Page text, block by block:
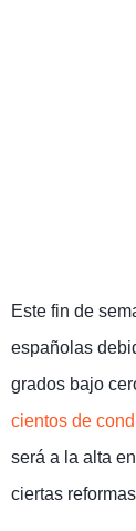
Este fin de
españolas
grados bajo
cientos de
será a la alta
ciertas